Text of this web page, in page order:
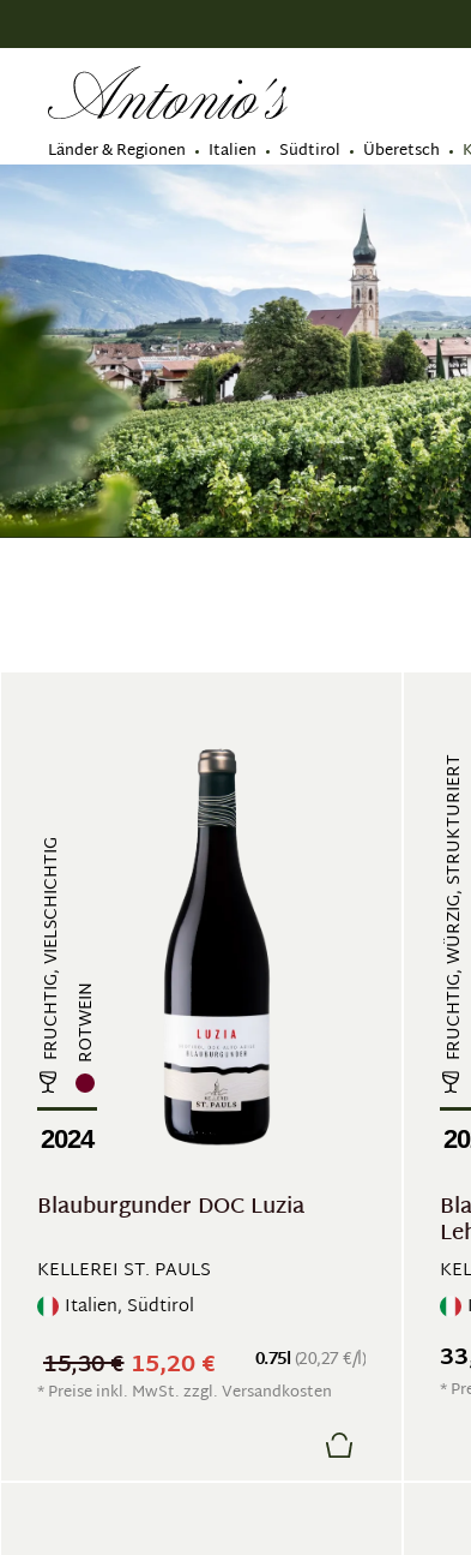
Länder & Regionen Italien Südtirol Überetsch
FRUCHTIG, VIELSCHICHTIG ROTWEIN
2024
Blauburgunder DOC Luzia
KELLEREI ST. PAULS
Italien, Südtirol
0.75l (20,27 €/l)
15,20 €
15,30 €
* Preise inkl. MwSt. zzgl. Versandkosten
FRUCHTIG, WÜRZIG, STRUKTURIERT
*